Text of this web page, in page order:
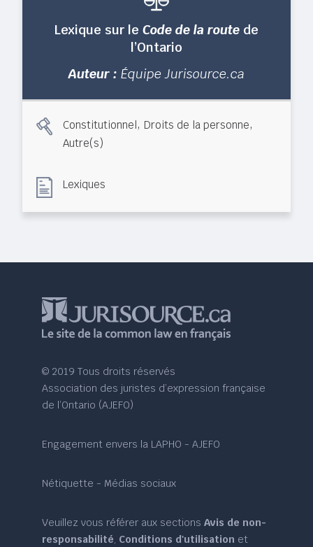
Lexique sur leCode de la route de
l’Ontario
Auteur : Équipe Jurisource.ca
Constitutionnel, Droits de la personne,
Autre(s)
Lexiques
© 2019 Tous droits réservés
Association des juristes d’expression française
de l’Ontario (AJEFO)
Engagement envers la LAPHO - AJEFO
Nétiquette - Médias sociaux
Veuillez vous référer aux sectionsAvis de non-
responsabilité, Conditions d'utilisation et